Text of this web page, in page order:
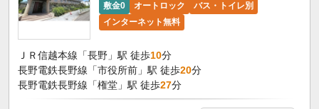
敷金0 オートロック
バス・トイレ別
インターネット無料
ＪＲ信越本線「長野」駅 徒歩10分
長野電鉄長野線「市役所前」駅 徒歩20分
長野電鉄長野線「権堂」駅 徒歩27分